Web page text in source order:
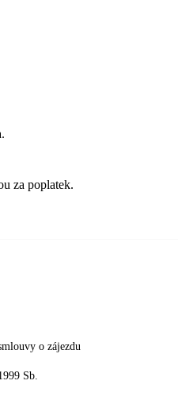
za poplatek.
o zájezdu
Sb.